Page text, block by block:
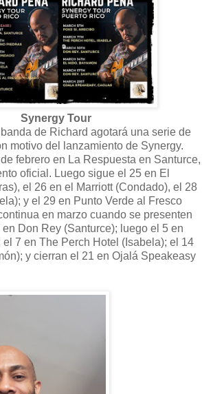
Synergy Tour
de Richard agotará una serie de
motivo del lanzamiento de Synergy.
febrero en La Respuesta en Santurce,
oficial. Luego sigue el 25 en El
el 26 en el Marriott (Condado), el 28
y el 29 en Punto Verde al Fresco
en marzo cuando se presenten
en Don Rey (Santurce); luego el 5 en
el 7 en The Perch Hotel (Isabela); el 14
y cierran el 21 en Ojalá Speakeasy